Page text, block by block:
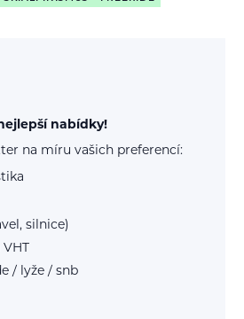
nabídky!
na míru vašich preferencí:
silnice)
/ lyže / snb